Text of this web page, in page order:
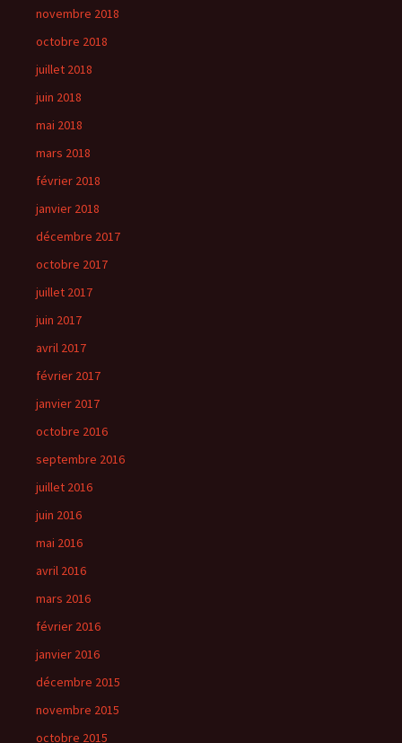
novembre 2018
octobre 2018
juillet 2018
juin 2018
mai 2018
mars 2018
février 2018
janvier 2018
décembre 2017
octobre 2017
juillet 2017
juin 2017
avril 2017
février 2017
janvier 2017
octobre 2016
septembre 2016
juillet 2016
juin 2016
mai 2016
avril 2016
mars 2016
février 2016
janvier 2016
décembre 2015
novembre 2015
octobre 2015